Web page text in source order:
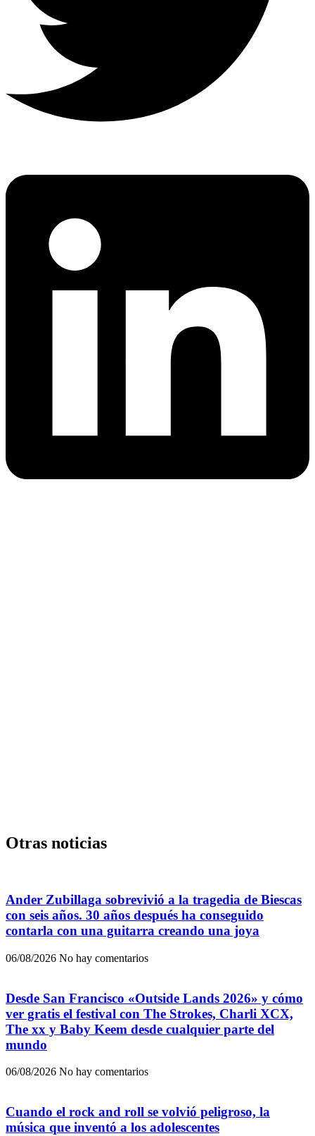
Otras noticias
Ander Zubillaga sobrevivió a la tragedia de Biescas
con seis años. 30 años después ha conseguido
contarla con una guitarra creando una joya
06/08/2026 No hay comentarios
Desde San Francisco «Outside Lands 2026» y cómo
ver gratis el festival con The Strokes, Charli XCX,
The xx y Baby Keem desde cualquier parte del
mundo
06/08/2026 No hay comentarios
Cuando el rock and roll se volvió peligroso, la
música que inventó a los adolescentes